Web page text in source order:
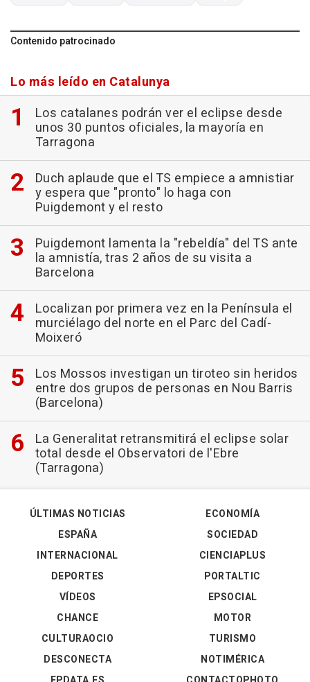
Contenido patrocinado
Lo más leído en Catalunya
Los catalanes podrán ver el eclipse desde
unos 30 puntos oficiales, la mayoría en
Tarragona
Duch aplaude que el TS empiece a amnistiar
y espera que "pronto" lo haga con
Puigdemont y el resto
Puigdemont lamenta la "rebeldía" del TS ante
la amnistía, tras 2 años de su visita a
Barcelona
Localizan por primera vez en la Península el
murciélago del norte en el Parc del Cadí-
Moixeró
Los Mossos investigan un tiroteo sin heridos
entre dos grupos de personas en Nou Barris
(Barcelona)
La Generalitat retransmitirá el eclipse solar
total desde el Observatori de l'Ebre
(Tarragona)
ÚLTIMAS NOTICIAS
ESPAÑA
INTERNACIONAL
DEPORTES
VÍDEOS
ECONOMÍA
SOCIEDAD
CIENCIAPLUS
PORTALTIC
EPSOCIAL
CHANCE
CULTURAOCIO
DESCONECTA
MOTOR
TURISMO
NOTIMÉRICA